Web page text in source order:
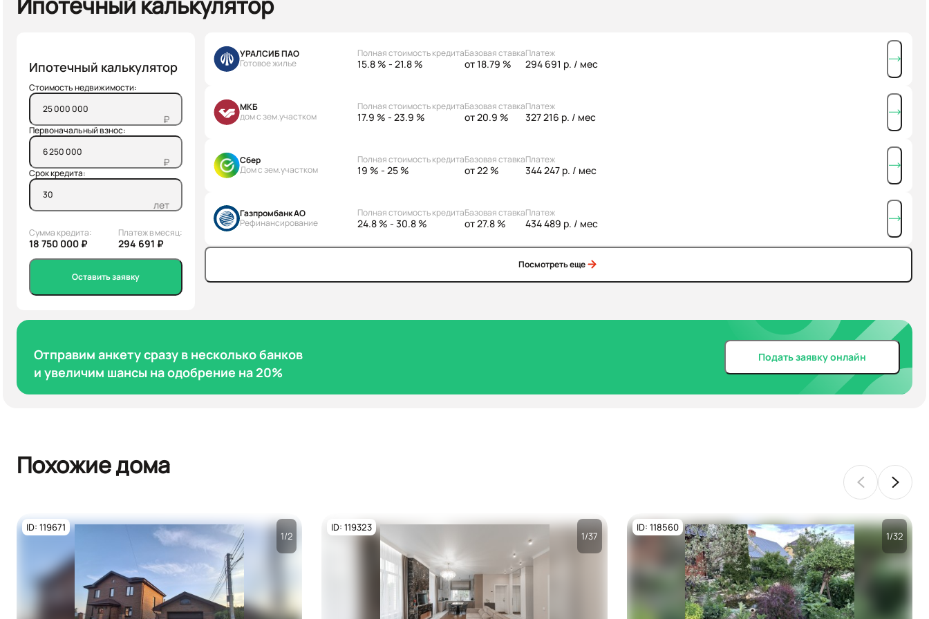
Ипотечный калькулятор
Стоимость недвижимости:
₽
Первоначальный взнос:
₽
Срок кредита:
лет
Сумма кредита:
18 750 000 ₽
Платеж в месяц:
294 691 ₽
Оставить заявку
УРАЛСИБ ПАО
Готовое жилье
Полная стоимость кредита
15.8 % - 21.8 %
Базовая ставка
от 18.79 %
Платеж
294 691 р. / мес
МКБ
дом с зем.участком
Полная стоимость кредита
17.9 % - 23.9 %
Базовая ставка
от 20.9 %
Платеж
327 216 р. / мес
Сбер
Дом с зем.участком
Полная стоимость кредита
19 % - 25 %
Базовая ставка
от 22 %
Платеж
344 247 р. / мес
Газпромбанк АО
Рефинансирование
Полная стоимость кредита
24.8 % - 30.8 %
Базовая ставка
от 27.8 %
Платеж
434 489 р. / мес
Посмотреть еще
Отправим анкету сразу в несколько банков
и увеличим шансы на одобрение на 20%
Подать заявку онлайн
Похожие дома
Посмотреть все
фото
ID: 119671
1/2
Посмотреть все
фото
ID: 119323
1/37
Посмотреть все
фото
ID: 118560
1/32